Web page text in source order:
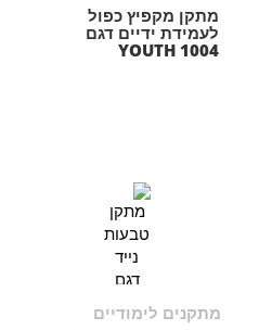
מתקן מקפיץ כפול
לעמידת ידיים דגם
YOUTH 1004
מתקנים לימודיים